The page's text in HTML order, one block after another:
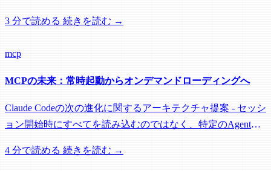
か、そしてClaude Codeユーザーが気にすべき理由。
3 分で読める 続きを読む →
mcp
MCPの未来：常時起動からオンデマンドローディングへ
Claude Codeの次の進化に関するアーキテクチャ提案 - セッシ
ョン開始時にすべてを読み込むのではなく、特定のAgentや
4 分で読める 続きを読む →